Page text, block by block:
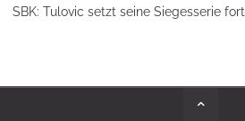
SBK: Tulovic setzt seine Siegesserie fort
Back